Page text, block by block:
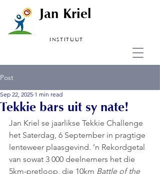
Jan Kriel
INSTITUUT
Post
Tekkie bars uit sy nate!
Sep 22, 2025 1 min read
Jan Kriel se jaarlikse Tekkie Challenge
het Saterdag, 6 September in pragtige
lenteweer plaasgevind. ’n Rekordgetal
van sowat 3 000 deelnemers het die
5km-pretloop, die 10km Battle of the